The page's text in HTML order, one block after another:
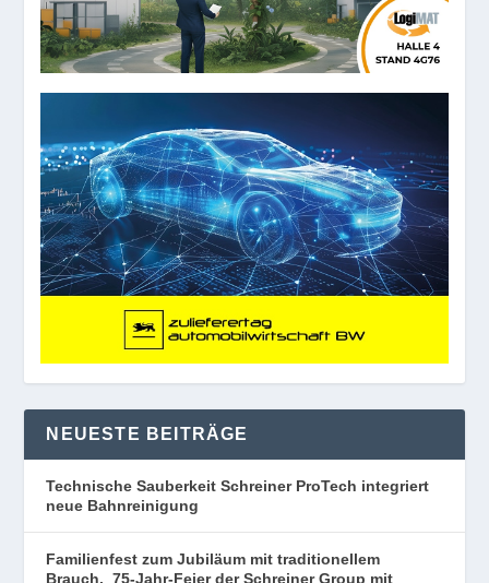
NEUESTE BEITRÄGE
Technische Sauberkeit Schreiner ProTech integriert
neue Bahnreinigung
Familienfest zum Jubiläum mit traditionellem
Brauch. 75-Jahr-Feier der Schreiner Group mit